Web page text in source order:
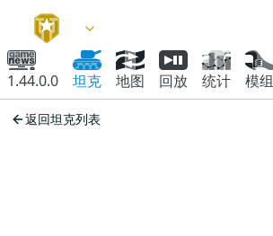
1.44.0.0 坦克 地图 回放 统计 模组
返回坦克列表